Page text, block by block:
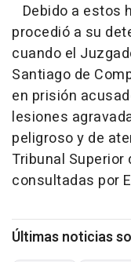
Debido a estos
procedió a su
cuando el
Santiago de
en prisión
lesiones
peligroso y de
Tribunal Superior
consultadas por
Últimas noticias